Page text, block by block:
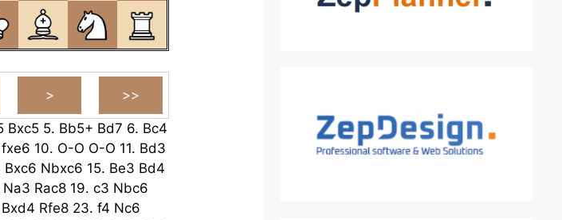
Bxc5 5. Bb5+ Bd7 6. Bc4
fxe6 10. O-O O-O 11. Bd3
Bxc6 Nbxc6 15. Be3 Bd4
Na3 Rac8 19. c3 Nbc6
Bxd4 Rfe8 23. f4 Nc6